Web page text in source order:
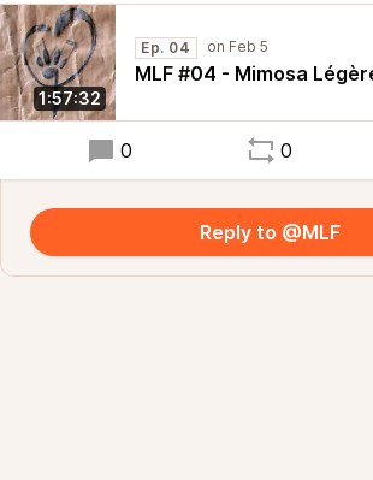
1:57:32
Ep. 04
MLF #04 - Mimosa
0 0
Reply to @MLF